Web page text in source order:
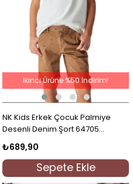
NK Kids Erkek Çocuk Palmiye
Desenli Denim Şort 64705
Kahverengi
₺689,90
Sepete Ekle
İkinci Ürüne %50 İndirim!